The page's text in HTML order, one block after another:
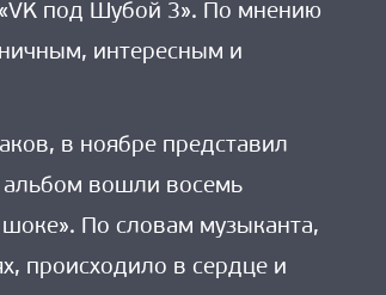
под Шубой 3». По мнению
интересным и
в ноябре представил
альбом вошли восемь
По словам музыканта,
происходило в сердце и